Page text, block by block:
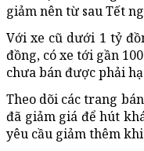
giảm nên từ sau Tết
Với xe cũ dưới 1 tỷ
đồng, có xe tới gần
chưa bán được phải
Theo dõi các trang
đã giảm giá để hút
yêu cầu giảm thêm